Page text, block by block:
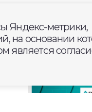
Яндекс-метрики,
на основании
является